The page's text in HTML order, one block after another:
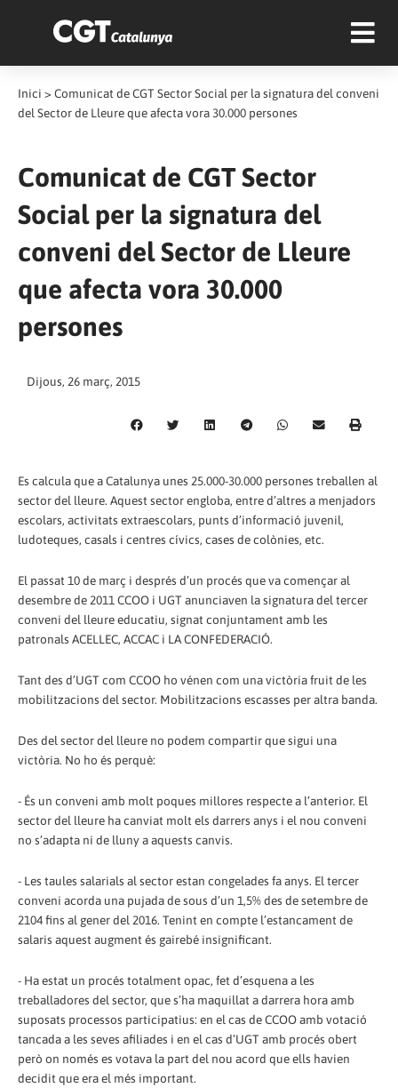
Inici > Comunicat de CGT Sector Social per la signatura del conveni
del Sector de Lleure que afecta vora 30.000 persones
Comunicat de CGT Sector
Social per la signatura del
conveni del Sector de Lleure
que afecta vora 30.000
persones
Dijous, 26 març, 2015
Es calcula que a Catalunya unes 25.000-30.000 persones treballen al
sector del lleure. Aquest sector engloba, entre d’altres a menjadors
escolars, activitats extraescolars, punts d’informació juvenil,
ludoteques, casals i centres cívics, cases de colònies, etc.
El passat 10 de març i després d’un procés que va començar al
desembre de 2011 CCOO i UGT anunciaven la signatura del tercer
conveni del lleure educatiu, signat conjuntament amb les
patronals ACELLEC, ACCAC i LA CONFEDERACIÓ.
Tant des d’UGT com CCOO ho vénen com una victòria fruit de les
mobilitzacions del sector. Mobilitzacions escasses per altra banda.
Des del sector del lleure no podem compartir que sigui una
victòria. No ho és perquè:
- És un conveni amb molt poques millores respecte a l’anterior. El
sector del lleure ha canviat molt els darrers anys i el nou conveni
no s’adapta ni de lluny a aquests canvis.
- Les taules salarials al sector estan congelades fa anys. El tercer
conveni acorda una pujada de sous d’un 1,5% des de setembre de
2104 fins al gener del 2016. Tenint en compte l’estancament de
salaris aquest augment és gairebé insignificant.
- Ha estat un procés totalment opac, fet d’esquena a les
treballadores del sector, que s’ha maquillat a darrera hora amb
suposats processos participatius: en el cas de CCOO amb votació
tancada a les seves afiliades i en el cas d’UGT amb procés obert
però on només es votava la part del nou acord que ells havien
decidit que era el més important.